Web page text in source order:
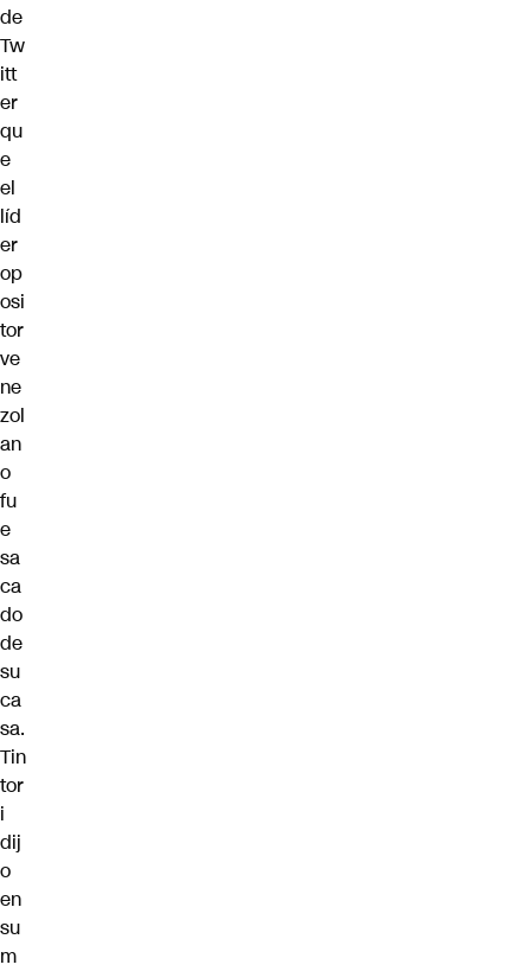
de
Tw
itt
er
qu
e
el
líd
er
op
osi
tor
ve
ne
zol
an
o
fu
e
sa
ca
do
de
su
ca
sa.
Tin
tor
i
dij
o
en
su
m